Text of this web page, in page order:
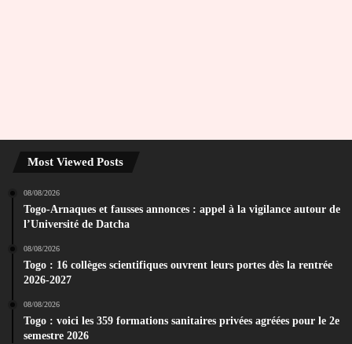
Most Viewed Posts
08/08/2026
Togo-Arnaques et fausses annonces : appel à la vigilance autour de
l’Université de Datcha
08/08/2026
Togo : 16 collèges scientifiques ouvrent leurs portes dès la rentrée
2026-2027
08/08/2026
Togo : voici les 359 formations sanitaires privées agréées pour le 2e
semestre 2026